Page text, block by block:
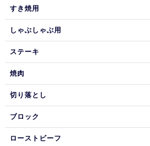
すき焼用
しゃぶしゃぶ用
ステーキ
焼肉
切り落とし
ブロック
ローストビーフ